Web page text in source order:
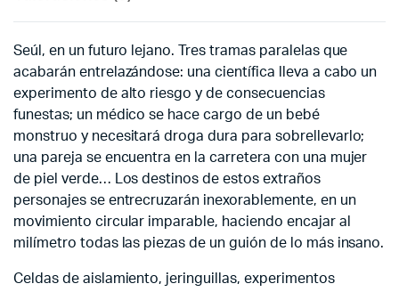
Seúl, en un futuro lejano. Tres tramas paralelas que
acabarán entrelazándose: una científica lleva a cabo un
experimento de alto riesgo y de consecuencias
funestas; un médico se hace cargo de un bebé
monstruo y necesitará droga dura para sobrellevarlo;
una pareja se encuentra en la carretera con una mujer
de piel verde… Los destinos de estos extraños
personajes se entrecruzarán inexorablemente, en un
movimiento circular imparable, haciendo encajar al
milímetro todas las piezas de un guión de lo más insano.
Celdas de aislamiento, jeringuillas, experimentos